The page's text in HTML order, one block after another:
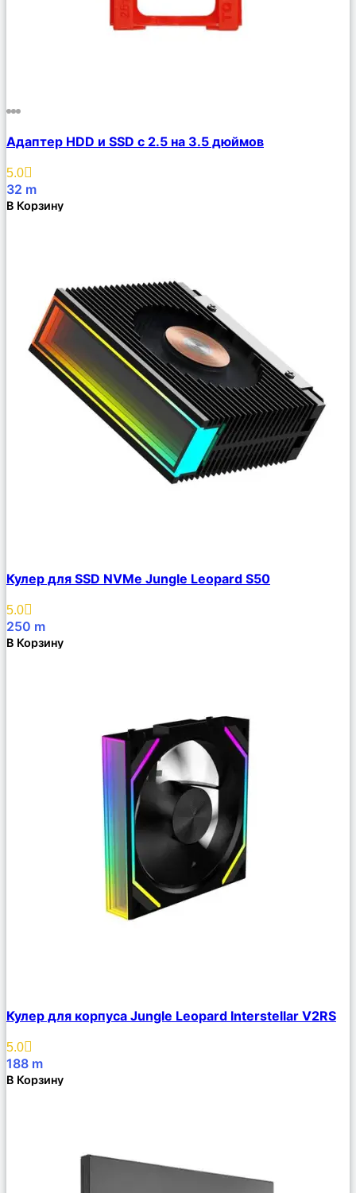
Описание
Избранное
Адаптер HDD и SSD с 2.5 на 3.5 дюймов
5.0
32 m
В Корзину
Описание
Избранное
Кулер для SSD NVMe Jungle Leopard S50
5.0
250 m
В Корзину
Описание
Избранное
Кулер для корпуса Jungle Leopard Interstellar V2RS
5.0
188 m
В Корзину